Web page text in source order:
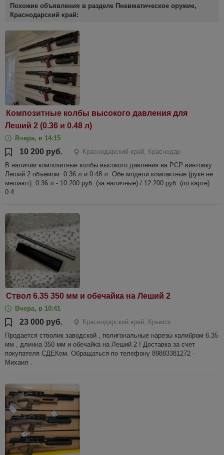
Похожие объявления в разделе Пневматическое оружие,
Краснодарский край:
Композитные колбы высокого давления для
Леший 2 (0.36 и 0.48 л)
Вчера, в 14:15
10 200 руб.
Краснодарский край, Краснодар
В наличии композитные колбы высокого давления на РСР винтовку
Леший 2 объёмом: 0.36 л и 0.48 л. Обе модели компактные (руке не
мешают). 0.36 л - 10 200 руб. (за наличные) / 12 200 руб. (по карте)
0.4...
Ствол 6.35 350 мм и обечайка на Леший 2
Вчера, в 10:41
23 000 руб.
Краснодарский край, Крымск
Продается стволик заводской , полигональные нарезы калибром 6.35
мм , длинна 350 мм и обечайка на Леший 2 ! Доставка за счет
покупателя СДЕКом. Обращаться по телефону 89883381272 -
Михаил .